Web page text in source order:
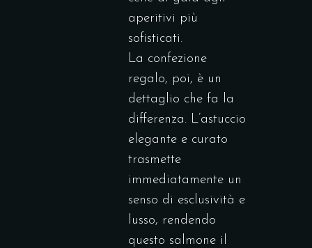
aperitivi più
sofisticati.
La confezione
regalo, poi, è un
dettaglio che fa la
differenza. L’astuccio
elegante e curato
trasmette
immediatamente un
senso di esclusività e
lusso, rendendo
questo salmone il